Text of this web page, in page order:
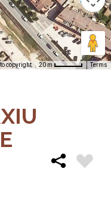
copyright 20 m Terms